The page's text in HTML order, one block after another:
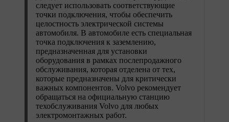
следует использовать соответствующие
точки подключения, чтобы обеспечить
целостность электрической системы
автомобиля. В автомобиле есть специальная
точка подключения к заземлению,
предназначенная для установки
оборудования в рамках послепродажного
обслуживания, которая отделена от тех,
которые предназначены для критически
важных компонентов. Volvo рекомендует
обращаться на официальную станцию
техобслуживания Volvo для любых
электромонтажных работ.